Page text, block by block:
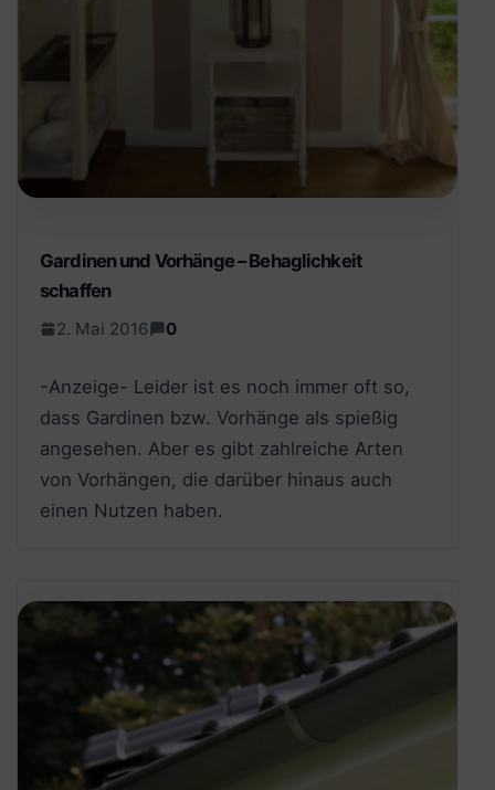
Gardinen und Vorhänge – Behaglichkeit
schaffen
2. Mai 2016 0
-Anzeige- Leider ist es noch immer oft so,
dass Gardinen bzw. Vorhänge als spießig
angesehen. Aber es gibt zahlreiche Arten
von Vorhängen, die darüber hinaus auch
einen Nutzen haben.